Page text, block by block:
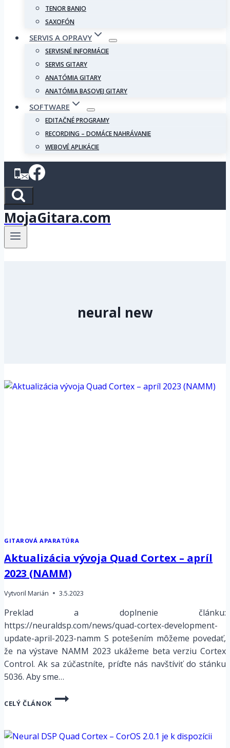
TENOR BANJO
SAXOFÓN
SERVIS A OPRAVY
SERVISNÉ INFORMÁCIE
SERVIS GITARY
ANATÓMIA GITARY
ANATÓMIA BASOVEJ GITARY
SOFTWARE
EDITAČNÉ PROGRAMY
RECORDING – DOMÁCE NAHRÁVANIE
WEBOVÉ APLIKÁCIE
MojaGitara.com
neural new
GITAROVÁ APARATÚRA
Aktualizácia vývoja Quad Cortex – apríl
2023 (NAMM)
Vytvoril Marián 3.5.2023
Preklad a doplnenie článku:
https://neuraldsp.com/news/quad-cortex-development-
update-april-2023-namm S potešením môžeme povedať,
že na výstave NAMM 2023 ukážeme beta verziu Cortex
Control. Ak sa zúčastníte, príďte nás navštíviť do stánku
5036. Aby sme…
CELÝ ČLÁNOK
AKTUALIZÁCIA
–